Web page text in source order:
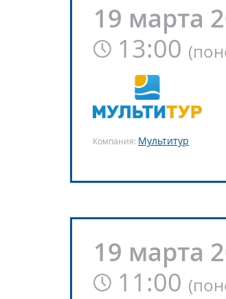
19 марта
13:00 (
Компания: Мультитур
19 марта
11:00 (